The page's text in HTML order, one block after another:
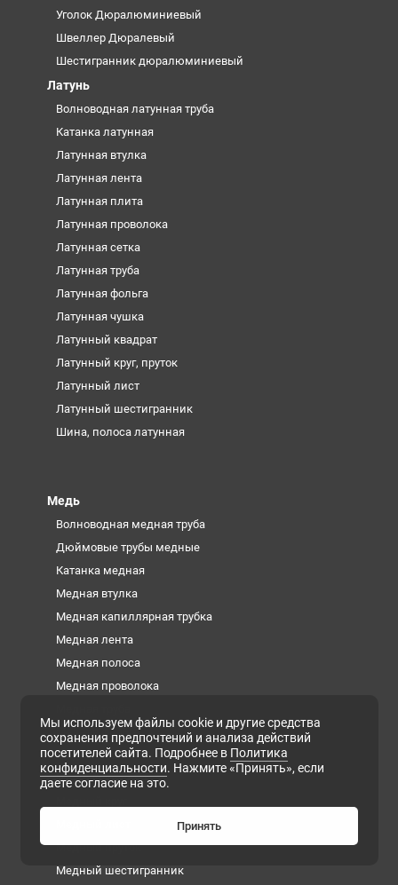
Уголок Дюралюминиевый
Швеллер Дюралевый
Шестигранник дюралюминиевый
Латунь
Волноводная латунная труба
Катанка латунная
Латунная втулка
Латунная лента
Латунная плита
Латунная проволока
Латунная сетка
Латунная труба
Латунная фольга
Латунная чушка
Латунный квадрат
Латунный круг, пруток
Латунный лист
Латунный шестигранник
Шина, полоса латунная
Медь
Волноводная медная труба
Дюймовые трубы медные
Катанка медная
Медная втулка
Медная капиллярная трубка
Медная лента
Медная полоса
Медная проволока
Медная фольга
Медная шина
Медный квадрат
Медный пруток
Медный шестигранник
Мы используем файлы cookie и другие средства
сохранения предпочтений и анализа действий
посетителей сайта. Подробнее в Политика
конфиденциальности. Нажмите «Принять», если
даете согласие на это.
Принять